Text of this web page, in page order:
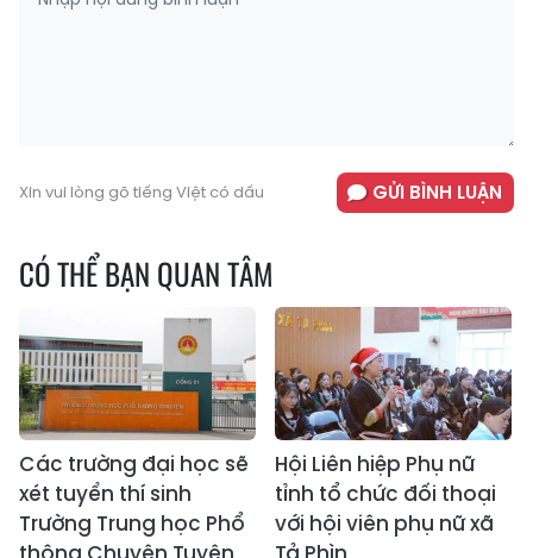
Xin vui lòng gõ tiếng Việt có dấu GỬI BÌNH LUẬN
CÓ THỂ BẠN QUAN TÂM
Các trường đại học sẽ
xét tuyển thí sinh
Trường Trung học Phổ
Hội Liên hiệp Phụ nữ
tỉnh tổ chức đối thoại
với hội viên phụ nữ xã